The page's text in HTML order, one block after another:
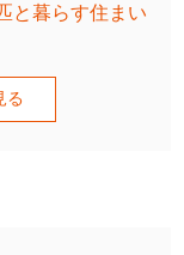
と暮らす住まい
る